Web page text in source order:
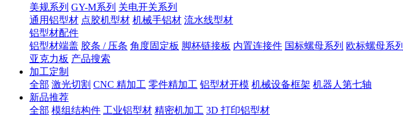
美规系列 GY-M系列 关电开关系列
通用铝型材 点胶机型材 机械手铝材 流水线型材
铝型材配件
铝型材端盖 胶条 / 压条 角度固定板 脚杯链接板 内置连接件 国标螺母系列 欧标螺母系列
亚克力板 产品搜索
加工定制
全部 激光切割 CNC 精加工 零件精加工 铝型材开模 机械设备框架 机器人第七轴
新品推荐
全部 模组结构件 工业铝型材 精密机加工 3D 打印铝型材